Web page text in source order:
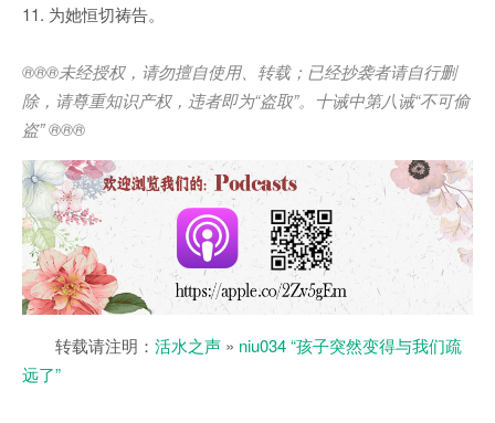
11. 为她恒切祷告。
®®®未经授权，请勿擅自使用、转载；已经抄袭者请自行删
除，请尊重知识产权，违者即为“盗取”。十诫中第八诫“不可偷
盗” ®®®
转载请注明： 活水之声 » niu034 “孩子突然变得与我们疏
远了”